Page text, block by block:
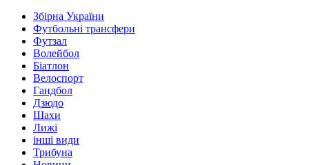
Збірна України
Футбольні трансфери
Футзал
Волейбол
Біатлон
Велоспорт
Гандбол
Дзюдо
Шахи
Лижі
інші види
Трибуна